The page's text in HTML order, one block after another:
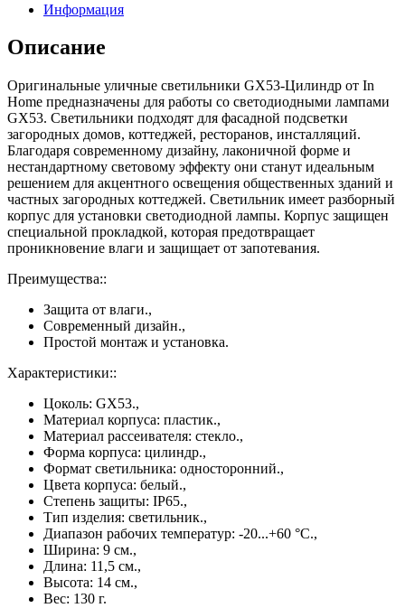
Информация
Описание
Оригинальные уличные светильники GX53-Цилиндр от In
Home предназначены для работы со светодиодными лампами
GX53. Светильники подходят для фасадной подсветки
загородных домов, коттеджей, ресторанов, инсталляций.
Благодаря современному дизайну, лаконичной форме и
нестандартному световому эффекту они станут идеальным
решением для акцентного освещения общественных зданий и
частных загородных коттеджей. Светильник имеет разборный
корпус для установки светодиодной лампы. Корпус защищен
специальной прокладкой, которая предотвращает
проникновение влаги и защищает от запотевания.
Преимущества::
Защита от влаги.,
Современный дизайн.,
Простой монтаж и установка.
Характеристики::
Цоколь: GX53.,
Материал корпуса: пластик.,
Материал рассеивателя: стекло.,
Форма корпуса: цилиндр.,
Формат светильника: односторонний.,
Цвета корпуса: белый.,
Степень защиты: IP65.,
Тип изделия: светильник.,
Диапазон рабочих температур: -20...+60 °C.,
Ширина: 9 см.,
Длина: 11,5 см.,
Высота: 14 см.,
Вес: 130 г.